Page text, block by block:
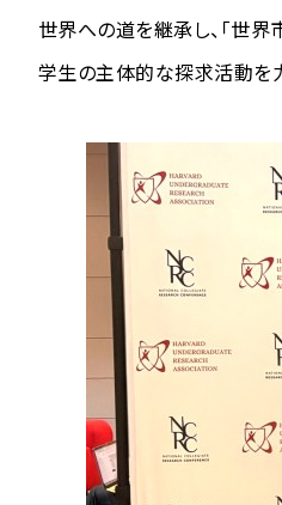
世界への道を継承し、「世界
学生の主体的な探求活動を